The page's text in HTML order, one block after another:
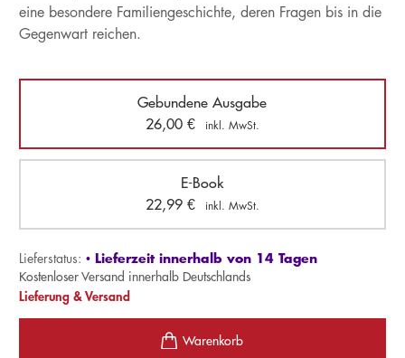
eine besondere Familiengeschichte, deren Fragen bis in die
Gegenwart reichen.
Gebundene Ausgabe
26,00 € inkl. MwSt.
E-Book
22,99 € inkl. MwSt.
Lieferstatus: • Lieferzeit innerhalb von 14 Tagen
Kostenloser Versand innerhalb Deutschlands
Lieferung & Versand